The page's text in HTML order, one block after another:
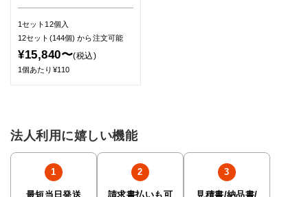
1セット12個入
12セット(144個)から注文可能
¥15,840〜(税込)
1個あたり¥110
法人利用に嬉しい機能
最短当日発送 請求書払いも可 見積書/納品書/